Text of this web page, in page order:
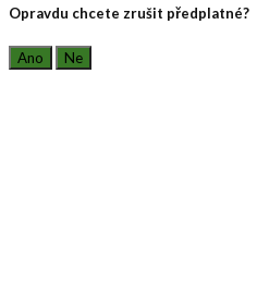
Opravdu chcete zrušit předplatné?
Ano Ne